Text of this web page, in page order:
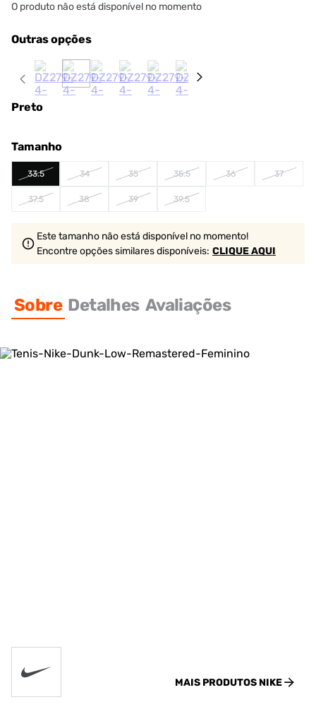
O produto não está disponível no momento
Outras opções
Preto
Tamanho
33.5 34 35 35.5 36 37
37.5 38 39 39.5
Este tamanho não está disponível no momento!
Encontre opções similaresdisponíveis: CLIQUE AQUI
Sobre Detalhes Avaliações
MAIS PRODUTOS NIKE